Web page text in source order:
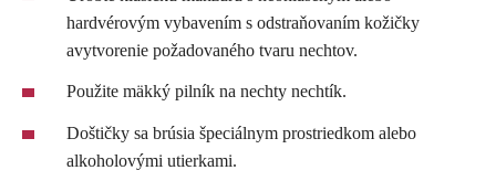
hardvérovým vybavením s odstraňovaním kožičky
avytvorenie požadovaného tvaru nechtov.
Použite mäkký pilník na nechty nechtík.
Doštičky sa brúsia špeciálnym prostriedkom alebo
alkoholovými utierkami.